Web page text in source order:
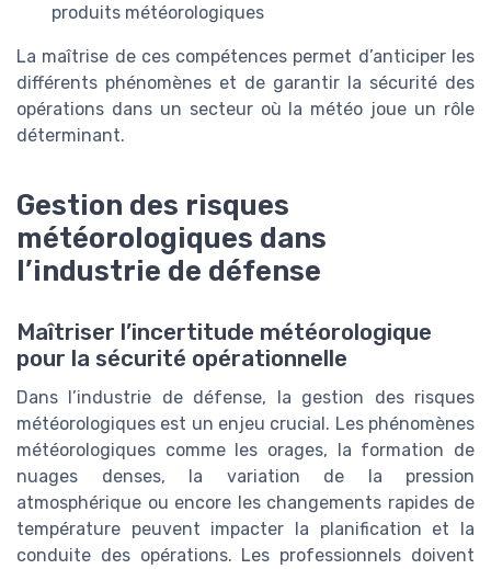
produits météorologiques
La maîtrise de ces compétences permet d’anticiper les
différents phénomènes et de garantir la sécurité des
opérations dans un secteur où la météo joue un rôle
déterminant.
Gestion des risques
météorologiques dans
l’industrie de défense
Maîtriser l’incertitude météorologique
pour la sécurité opérationnelle
Dans l’industrie de défense, la gestion des risques
météorologiques est un enjeu crucial. Les phénomènes
météorologiques comme les orages, la formation de
nuages denses, la variation de la pression
atmosphérique ou encore les changements rapides de
température peuvent impacter la planification et la
conduite des opérations. Les professionnels doivent